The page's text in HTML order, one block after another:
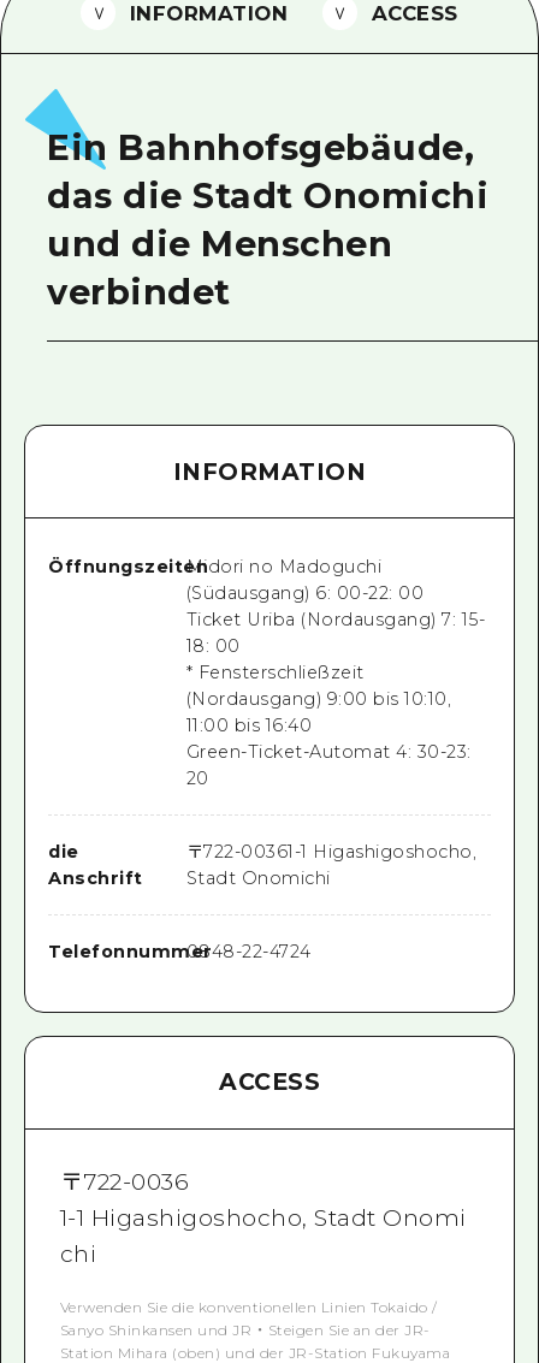
FAQs
Foto-Download
Transportinformationen bei
INFORMATION ACCESS
Ein Bahnhofsgebäude,
das die Stadt Onomichi
und die Menschen
verbindet
INFORMATION
ÖffnungszeitenMidori no Madoguchi
(Südausgang) 6: 00-22: 00
Ticket Uriba (Nordausgang) 7: 15-
18: 00
* Fensterschließzeit
(Nordausgang) 9:00 bis 10:10,
11:00 bis 16:40
Green-Ticket-Automat 4: 30-23:
20
die
Anschrift
〒722-00361-1 Higashigoshocho,
Stadt Onomichi
Telefonnummer0848-22-4724
ACCESS
〒722-0036
1-1 Higashigoshocho, Stadt Onomi
chi
Verwenden Sie die konventionellen Linien Tokaido /
Sanyo Shinkansen und JR ・ Steigen Sie an der JR-
Station Mihara (oben) und der JR-Station Fukuyama